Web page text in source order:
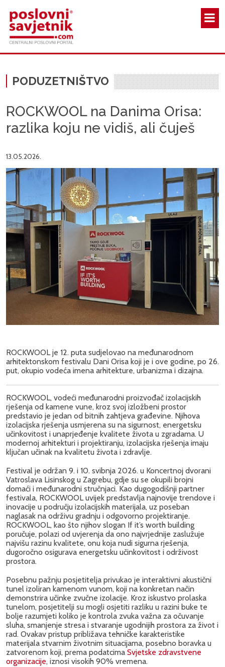
PODUZETNIŠTVO
ROCKWOOL na Danima Orisa:
razlika koju ne vidiš, ali čuješ
13.05.2026.
ROCKWOOL je 12. puta sudjelovao na međunarodnom
arhitektonskom festivalu Dani Orisa koji je i ove godine, po 26.
put, okupio vodeća imena arhitekture, urbanizma i dizajna.
ROCKWOOL, vodeći međunarodni proizvođač izolacijskih
rješenja od kamene vune, kroz svoj izložbeni prostor
predstavio je jedan od bitnih zahtjeva građevine. Njihova
izolacijska rješenja usmjerena su na sigurnost, energetsku
učinkovitost i unaprjeđenje kvalitete života u zgradama. U
modernoj arhitekturi i projektiranju, izolacijska rješenja imaju
ključan učinak na kvalitetu života i zdravlje.
Festival je održan 9. i 10. svibnja 2026. u Koncertnoj dvorani
Vatroslava Lisinskog u Zagrebu, gdje su se okupili brojni
domaći i međunarodni stručnjaci. Kao dugogodišnji partner
festivala, ROCKWOOL uvijek predstavlja najnovije trendove i
inovacije u području izolacijskih materijala, uz poseban
naglasak na održivu gradnju i odgovorno projektiranje.
ROCKWOOL, kao što njihov slogan If it’s worth building
poručuje, polazi od uvjerenja da ono najvrjednije zaslužuje
najvišu razinu kvalitete, onu koja nudi sigurna rješenja,
dugoročno osigurava energetsku učinkovitost i održivost
prostora.
Posebnu pažnju posjetitelja privukao je interaktivni akustični
tunel izoliran kamenom vunom, koji na konkretan način
demonstrira učinke zvučne izolacije. Kroz iskustvo prolaska
tunelom, posjetitelji su mogli osjetiti razliku u razini buke te
bolje razumjeti koliko je kontrola zvuka važna za očuvanje
sluha, smanjenje stresa i stvaranje ugodnijih prostora za život i
rad. Ovakav pristup približava tehničke karakteristike
materijala stvarnim životnim situacijama, posebno boravka u
zatvorenom koji, prema podatcima Svjetske zdravstvene
organizacije, iznosi visokih 90% vremena.